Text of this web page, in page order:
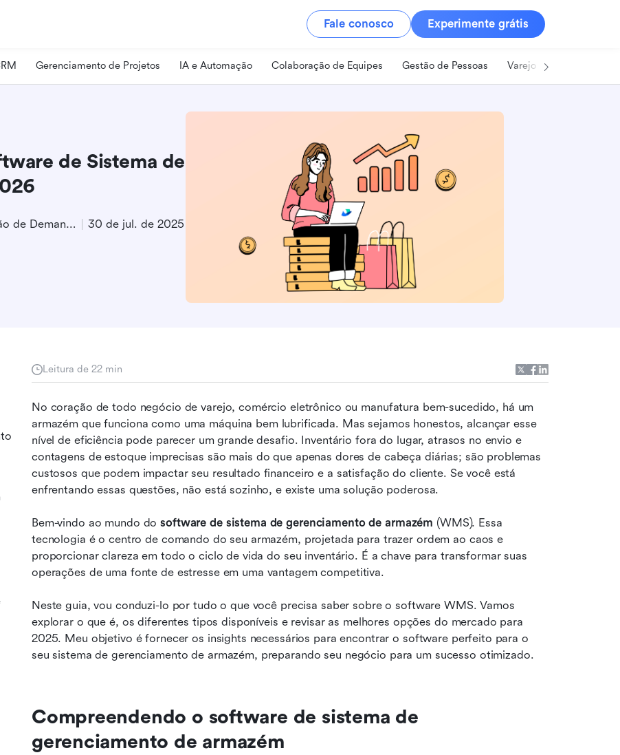
Fale conosco Experimente grátis
Gerenciamento de Projetos IA e Automação Colaboração de Equipes Gestão de Pessoas Varejo
de Sistema de
Especialista em Geração de Demanda de Produto 30 de jul. de 2025
Leitura de 22 min
No coração de todo negócio de varejo, comércio eletrônico ou manufatura bem-sucedido, há um
armazém que funciona como uma máquina bem lubrificada. Mas sejamos honestos, alcançar esse
nível de eficiência pode parecer um grande desafio. Inventário fora do lugar, atrasos no envio e
contagens de estoque imprecisas são mais do que apenas dores de cabeça diárias; são problemas
custosos que podem impactar seu resultado financeiro e a satisfação do cliente. Se você está
enfrentando essas questões, não está sozinho, e existe uma solução poderosa.
Bem-vindo ao mundo do software de sistema de gerenciamento de armazém (WMS). Essa
tecnologia é o centro de comando do seu armazém, projetada para trazer ordem ao caos e
proporcionar clareza em todo o ciclo de vida do seu inventário. É a chave para transformar suas
operações de uma fonte de estresse em uma vantagem competitiva.
Neste guia, vou conduzi-lo por tudo o que você precisa saber sobre o software WMS. Vamos
explorar o que é, os diferentes tipos disponíveis e revisar as melhores opções do mercado para
2025. Meu objetivo é fornecer os insights necessários para encontrar o software perfeito para o
seu sistema de gerenciamento de armazém, preparando seu negócio para um sucesso otimizado.
Compreendendo o software de sistema de
gerenciamento de armazém